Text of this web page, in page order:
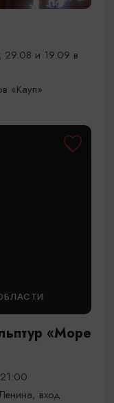
и 19.09 в
«Кауп»
«Море
вход